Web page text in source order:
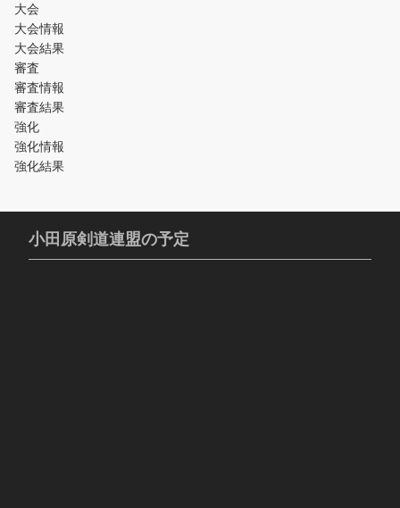
大会
大会情報
大会結果
審査
審査情報
審査結果
強化
強化情報
強化結果
小田原剣道連盟の予定